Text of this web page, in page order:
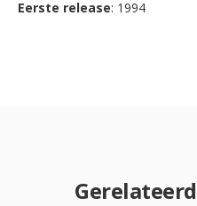
Eerste release: 1994